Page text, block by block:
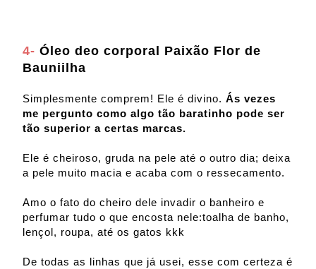
4- Óleo deo corporal Paixão Flor de
Bauniilha
Simplesmente comprem! Ele é divino. Ás vezes
me pergunto como algo tão baratinho pode ser
tão superior a certas marcas.
Ele é cheiroso, gruda na pele até o outro dia; deixa
a pele muito macia e acaba com o ressecamento.
Amo o fato do cheiro dele invadir o banheiro e
perfumar tudo o que encosta nele:toalha de banho,
lençol, roupa, até os gatos kkk
De todas as linhas que já usei, esse com certeza é